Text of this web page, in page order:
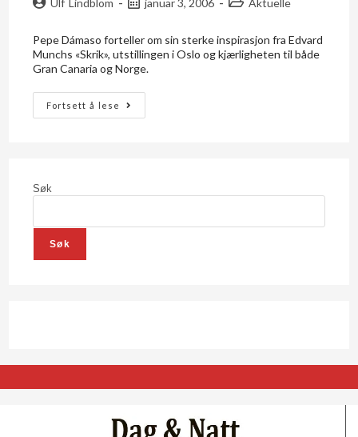
Pepe Dámaso forteller om sin sterke inspirasjon fra Edvard
Munchs «Skrik», utstillingen i Oslo og kjærligheten til både
Gran Canaria og Norge.
Fortsett å lese
Søk
Søk